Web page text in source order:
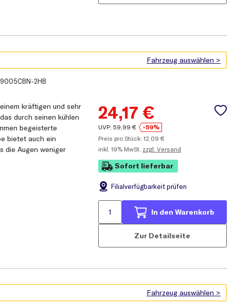
9005CBN-2HB
24,17 €
UVP: 59,99 €
-59%
Preis pro Stück: 12,09 €
inkl. 19% MwSt. zzgl. Versand
Sofort lieferbar
Filialverfügbarkeit prüfen
In den Warenkorb
Zur Detailseite
kräftigen und sehr
durch seinen kühlen
begeisterte
bietet auch ein
die Augen weniger